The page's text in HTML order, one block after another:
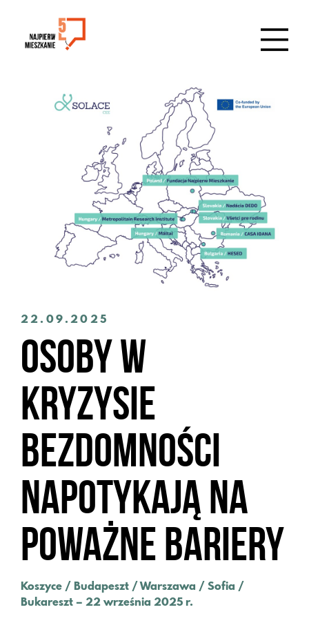
22.09.2025
Osoby w
kryzysie
bezdomności
napotykają na
poważne bariery
Koszyce / Budapeszt / Warszawa / Sofia /
Bukareszt – 22 września 2025 r.